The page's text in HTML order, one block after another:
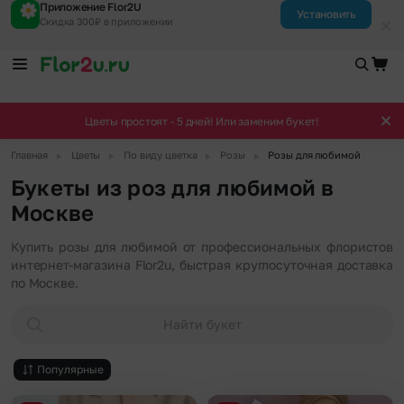
Приложение Flor2U
Скидка 300₽ в приложении
Установить
Цветы простоят - 5 дней! Или заменим букет!
Главная Цветы По виду цветка Розы Розы для любимой
Букеты из роз для любимой в
Москве
Купить розы для любимой от профессиональных флористов
интернет-магазина Flor2u, быстрая круглосуточная доставка
по Москве.
Найти букет
Популярные